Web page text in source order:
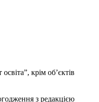
крім об’єктів
з редакцією